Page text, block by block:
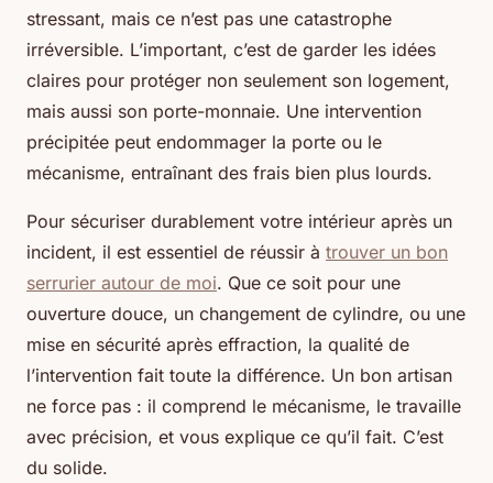
stressant, mais ce n’est pas une catastrophe
irréversible. L’important, c’est de garder les idées
claires pour protéger non seulement son logement,
mais aussi son porte-monnaie. Une intervention
précipitée peut endommager la porte ou le
mécanisme, entraînant des frais bien plus lourds.
Pour sécuriser durablement votre intérieur après un
incident, il est essentiel de réussir à trouver un bon
serrurier autour de moi. Que ce soit pour une
ouverture douce, un changement de cylindre, ou une
mise en sécurité après effraction, la qualité de
l’intervention fait toute la différence. Un bon artisan
ne force pas : il comprend le mécanisme, le travaille
avec précision, et vous explique ce qu’il fait. C’est
du solide.